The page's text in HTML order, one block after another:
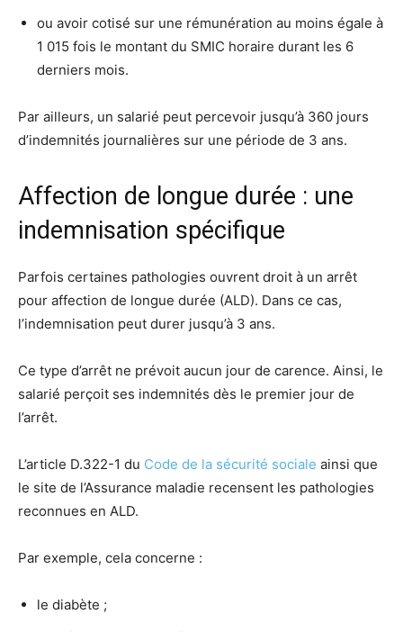
ou avoir cotisé sur une rémunération au moins égale à
1 015 fois le montant du SMIC horaire durant les 6
derniers mois.
Par ailleurs, un salarié peut percevoir jusqu’à 360 jours
d’indemnités journalières sur une période de 3 ans.
Affection de longue durée : une
indemnisation spécifique
Parfois certaines pathologies ouvrent droit à un arrêt
pour affection de longue durée (ALD). Dans ce cas,
l’indemnisation peut durer jusqu’à 3 ans.
Ce type d’arrêt ne prévoit aucun jour de carence. Ainsi, le
salarié perçoit ses indemnités dès le premier jour de
l’arrêt.
L’article D.322-1 du Code de la sécurité sociale ainsi que
le site de l’Assurance maladie recensent les pathologies
reconnues en ALD.
Par exemple, cela concerne :
le diabète ;